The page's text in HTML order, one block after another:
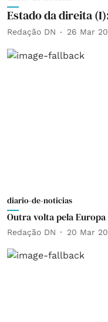
Estado da direita
Redação DN 26 Mar
diario-de-noticias
Outra volta pela Europa
Redação DN 20 Mar